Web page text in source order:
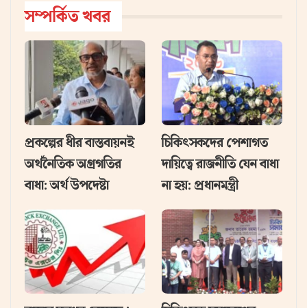
সম্পর্কিত খবর
প্রকল্পের ধীর বাস্তবায়নই
অর্থনৈতিক অগ্রগতির
বাধা: অর্থ উপদেষ্টা
চিকিৎসকদের পেশাগত
দায়িত্বে রাজনীতি যেন বাধা
না হয়: প্রধানমন্ত্রী